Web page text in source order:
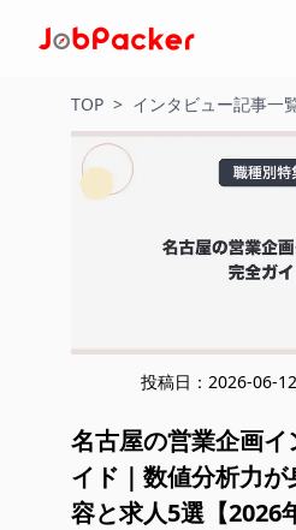
TOP > インタビュー記事一
投稿日： 2026-06-12
名古屋の営業企画
イド｜数値分析力
容と求人5選【2026